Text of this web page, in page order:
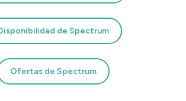
de Spectrum
Ofertas de Spectrum